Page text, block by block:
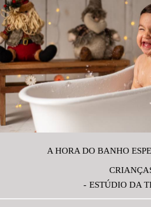
A HORA DO BANHO
ESTÚDIO DA